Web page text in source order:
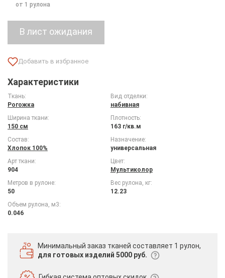
от 1 рулона
Характеристики
Ткань:
Рогожка
Вид отделки:
набивная
Ширина ткани:
150 см
Плотность:
163 г/кв.м
Состав:
Хлопок 100%
Назначение:
универсальная
Арт ткани:
904
Цвет:
Мультиколор
Метров в рулоне:
50
Вес рулона, кг:
12.23
Объем рулона, м3:
0.046
Минимальный заказ тканей составляет 1 рулон,
для готовых изделий 5000 руб.